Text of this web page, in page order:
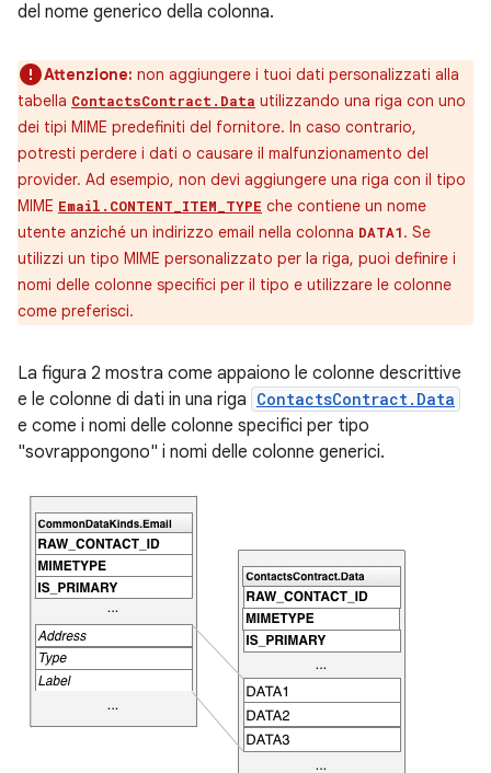
del nome generico della colonna.
Attenzione: non aggiungere i tuoi dati personalizzati alla
tabella ContactsContract.Data utilizzando una riga con uno
dei tipi MIME predefiniti del fornitore. In caso contrario,
potresti perdere i dati o causare il malfunzionamento del
provider. Ad esempio, non devi aggiungere una riga con il tipo
MIME Email.CONTENT_ITEM_TYPE che contiene un nome
utente anziché un indirizzo email nella colonna DATA1. Se
utilizzi un tipo MIME personalizzato per la riga, puoi definire i
nomi delle colonne specifici per il tipo e utilizzare le colonne
come preferisci.
La figura 2 mostra come appaiono le colonne descrittive
e le colonne di dati in una riga ContactsContract.Data
e come i nomi delle colonne specifici per tipo
"sovrappongono" i nomi delle colonne generici.